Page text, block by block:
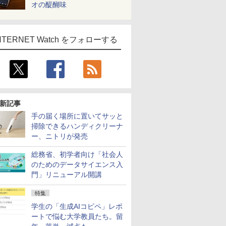
オの醍醐味
Watch をフォローする
記事
手の届く場所に置いてサッと
掃除できるハンディクリーナ
ー、ニトリが発売
総務省、初学者向け「社会人
のためのデータサイエンス入
門」リニューアル開講
特集
学生の「生成AIコピペ」レポ
ートで悩む大学教員たち。留